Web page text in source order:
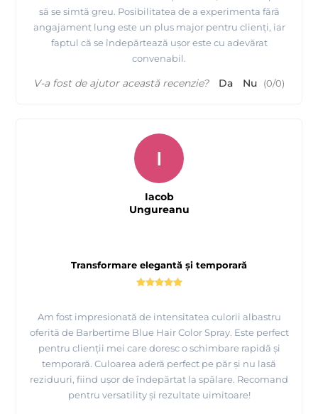
să se simtă greu. Posibilitatea de a experimenta fără
angajament lung este un plus major pentru clienți, iar
faptul că se îndepărtează ușor este cu adevărat
convenabil.
V-a fost de ajutor această recenzie? Da Nu (0/0)
Transformare elegantă și temporară
Am fost impresionată de intensitatea culorii albastru
oferită de Barbertime Blue Hair Color Spray. Este perfect
pentru clienții mei care doresc o schimbare rapidă și
temporară. Culoarea aderă perfect pe păr și nu lasă
reziduuri, fiind ușor de îndepărtat la spălare. Recomand
pentru versatility și rezultate uimitoare!
I
Iacob
Ungureanu